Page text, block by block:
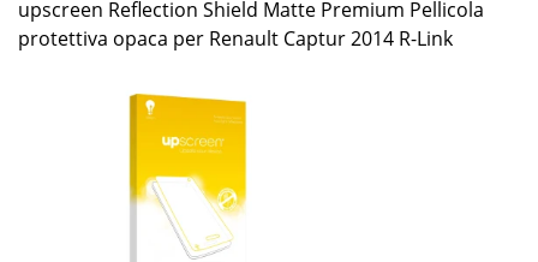
upscreen Reflection Shield Matte Premium Pellicola
protettiva opaca per Renault Captur 2014 R-Link